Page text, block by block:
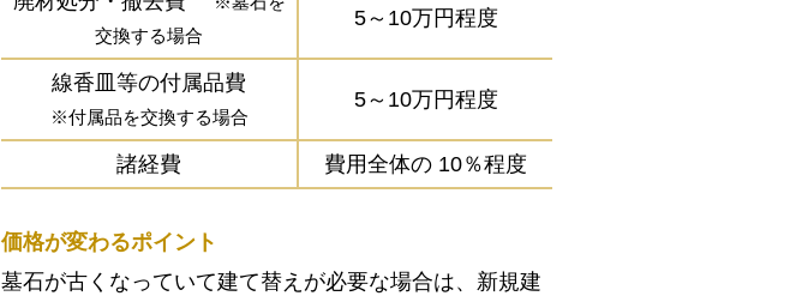
交換する場合
5～10万円程度
線香皿等の付属品費
※付属品を交換する場合
5～10万円程度
諸経費 費用全体の 10％程度
価格が変わるポイント
墓石が古くなっていて建て替えが必要な場合は、新規建